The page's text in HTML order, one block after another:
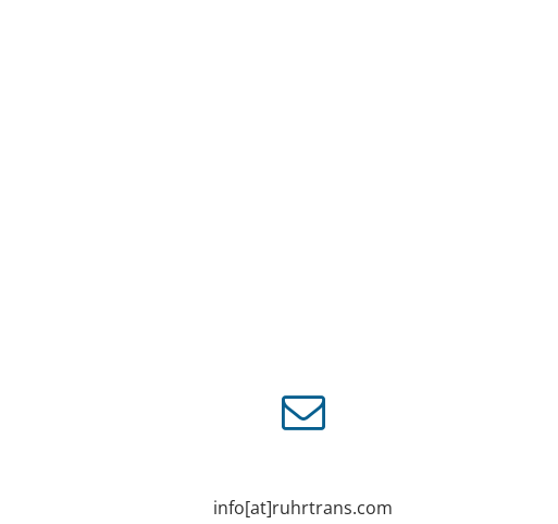
info[at]ruhrtrans.com